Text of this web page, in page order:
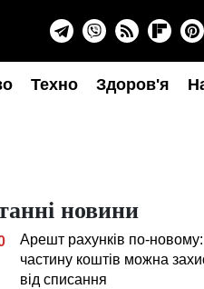
Техно Здоров'я
новини
Арешт рахунків по-новому:
частину коштів можна
від списання